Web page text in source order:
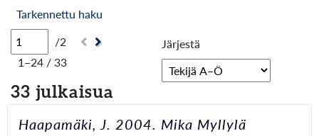
/2
1–24 / 33
Järjestä
33 julkaisua
Haapamäki, J. 2004. Mika Myllylä
Tarkennettu haku